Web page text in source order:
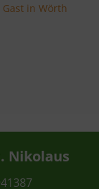
in Wörth
Nikolaus